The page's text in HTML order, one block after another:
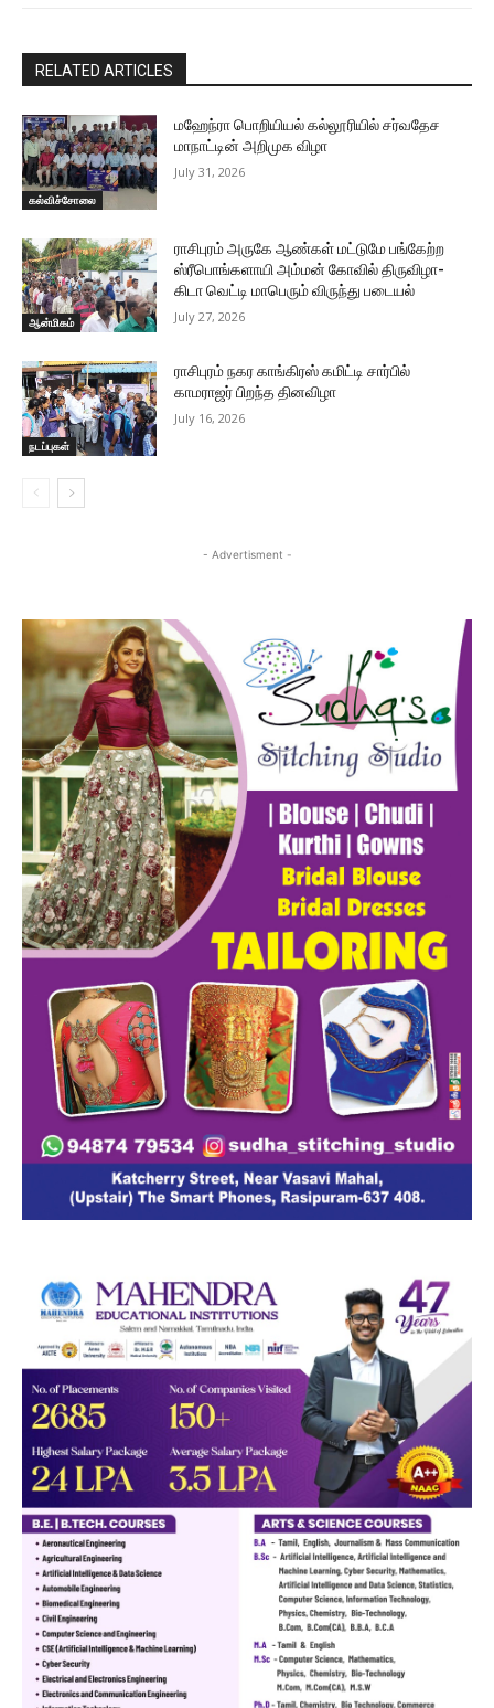
RELATED ARTICLES
கல்விச்சோலை
மஹேந்ரா பொறியியல் கல்லூரியில் சர்வதேச
மாநாட்டின் அறிமுக விழா
July 31, 2026
ஆன்மிகம்
ராசிபுரம் அருகே ஆண்கள் மட்டுமே பங்கேற்ற
ஸ்ரீபொங்களாயி அம்மன் கோவில் திருவிழா-
கிடா வெட்டி மாபெரும் விருந்து படையல்
July 27, 2026
நடப்புகள்
ராசிபுரம் நகர காங்கிரஸ் கமிட்டி சார்பில்
காமராஜர் பிறந்த தினவிழா
July 16, 2026
- Advertisment -